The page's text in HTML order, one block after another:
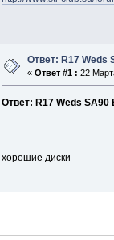
Ответ: R17 Weds
«Ответ #1 : 22
Ответ: R17 Weds SA90
хорошие диски